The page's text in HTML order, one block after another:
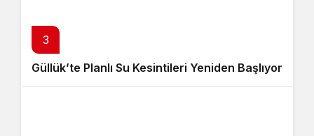
3
Güllük’te Planlı Su Kesintileri Yeniden Başlıyor